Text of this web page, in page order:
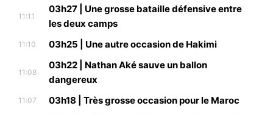
11:11
03h27 | Une grosse bataille défensive entre
les deux camps
11:10 03h25 | Une autre occasion de Hakimi
11:08
03h22 | Nathan Aké sauve un ballon
dangereux
11:07 03h18 | Très grosse occasion pour le Maroc